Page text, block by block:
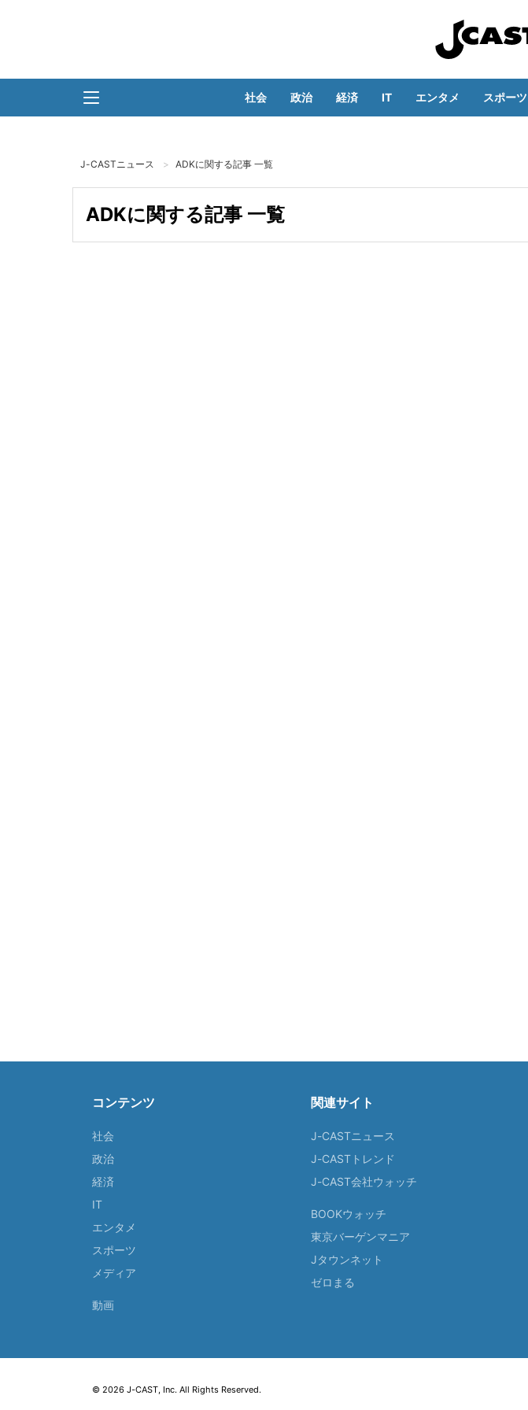
社会 政治 経済 IT エンタメ スポーツ
J-CASTニュース ADKに関する記事 一覧
ADKに関する記事 一覧
コンテンツ
社会
政治
経済
IT
エンタメ
スポーツ
メディア
動画
関連サイト
J-CASTニュース
J-CASTトレンド
J-CAST会社ウォッチ
BOOKウォッチ
東京バーゲンマニア
Jタウンネット
ゼロまる
© 2026 J-CAST, Inc. All Rights Reserved.